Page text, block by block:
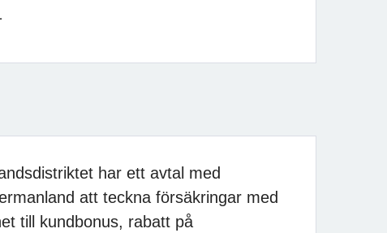
har ett avtal med
att teckna försäkringar med
till kundbonus, rabatt på